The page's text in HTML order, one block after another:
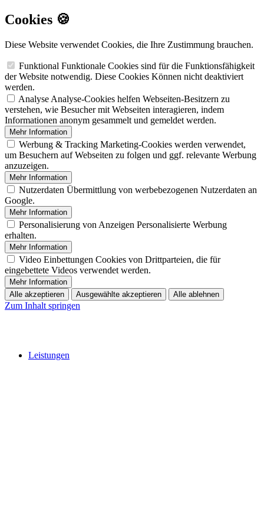
Cookies 🍪
Diese Website verwendet Cookies, die Ihre Zustimmung brauchen.
Funktional Funktionale Cookies sind für die Funktionsfähigkeit
der Website notwendig. Diese Cookies Können nicht deaktiviert
werden.
Analyse Analyse-Cookies helfen Webseiten-Besitzern zu
verstehen, wie Besucher mit Webseiten interagieren, indem
Informationen anonym gesammelt und gemeldet werden.
Mehr Information
Werbung & Tracking Marketing-Cookies werden verwendet,
um Besuchern auf Webseiten zu folgen und ggf. relevante Werbung
anzuzeigen.
Mehr Information
Nutzerdaten Übermittlung von werbebezogenen Nutzerdaten an
Google.
Mehr Information
Personalisierung von Anzeigen Personalisierte Werbung
erhalten.
Mehr Information
Video Einbettungen Cookies von Drittparteien, die für
eingebettete Videos verwendet werden.
Mehr Information
Alle akzeptieren
Ausgewählte akzeptieren Alle ablehnen
Zum Inhalt springen
Leistungen